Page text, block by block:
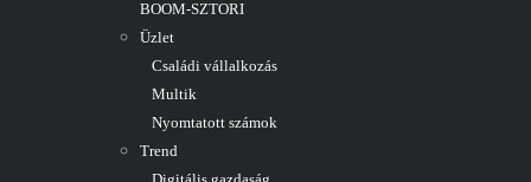
BOOM-SZTORI
Üzlet
Családi vállalkozás
Multik
Nyomtatott számok
Trend